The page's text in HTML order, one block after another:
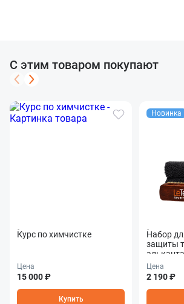
С этим товаром покупают
Курс по химчистке
Цена
15 000 ₽
Купить
Новинка
Набор
защиты
коробки)
Alcantara
Цена
2 190 ₽